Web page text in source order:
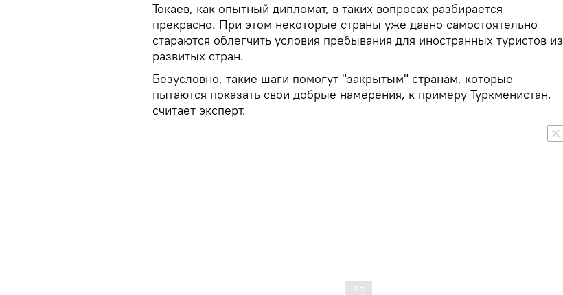
Токаев, как опытный дипломат, в таких вопросах разбирается
прекрасно. При этом некоторые страны уже давно самостоятельно
стараются облегчить условия пребывания для иностранных туристов из
развитых стран.
Безусловно, такие шаги помогут "закрытым" странам, которые
пытаются показать свои добрые намерения, к примеру Туркменистан,
считает эксперт.